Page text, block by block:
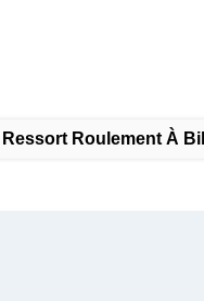
Ressort Roulement À